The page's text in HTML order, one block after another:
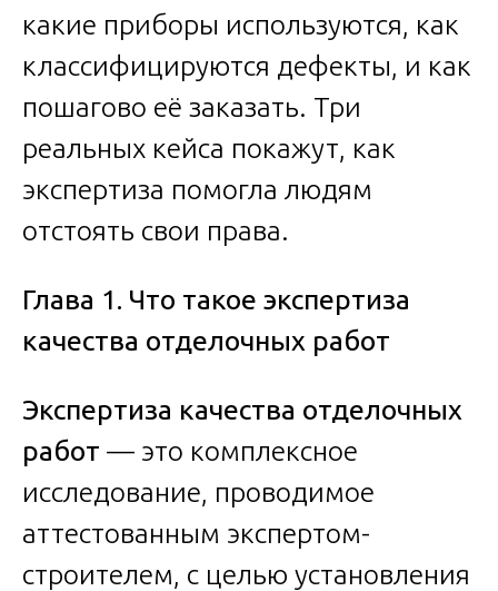
какие приборы используются, как
классифицируются дефекты, и как
пошагово её заказать. Три
реальных кейса покажут, как
экспертиза помогла людям
отстоять свои права.
Глава 1. Что такое экспертиза
качества отделочных работ
Экспертиза качества отделочных
работ — это комплексное
исследование, проводимое
аттестованным экспертом-
строителем, с целью установления